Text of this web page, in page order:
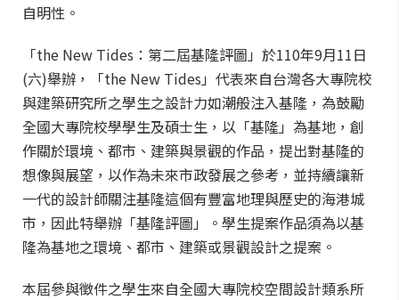
自明性。
「the New Tides：第二屆基隆評圖」於110年9月11日
(六)舉辦，「the New Tides」代表來自台灣各大專院校
與建築研究所之學生之設計力如潮般注入基隆，為鼓勵
全國大專院校學學生及碩士生，以「基隆」為基地，創
作關於環境、都市、建築與景觀的作品，提出對基隆的
想像與展望，以作為未來市政發展之參考，並持續讓新
一代的設計師關注基隆這個有豐富地理與歷史的海港城
市，因此特舉辦「基隆評圖」。學生提案作品須為以基
隆為基地之環境、都市、建築或景觀設計之提案。
本屆參與徵件之學生來自全國大專院校空間設計類系所